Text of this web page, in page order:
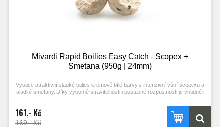
Mivardi Rapid Boilies Easy Catch - Scopex +
Smetana (950g | 24mm)
Vysoce atraktivní sladké bolies krémově bílé barvy s intenzivní vůní scopexu a
sladké smetany. Díky výborné stravitelnosti i postupné rozpustnosti je vhodné i
161,- Kč
169,- Kč